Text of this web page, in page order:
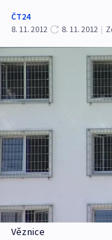
ČT24
8. 11. 2012
8. 11. 2012 |
Věznice